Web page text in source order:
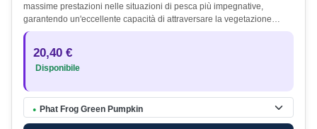
massime prestazioni nelle situazioni di pesca più impegnative,
garantendo un'eccellente capacità di attraversare la vegetazione…
20,40 €
Disponibile
● Phat Frog Green Pumpkin